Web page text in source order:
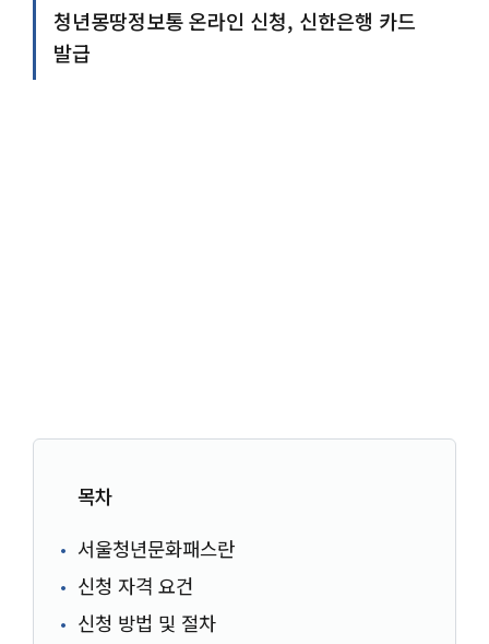
청년몽땅정보통 온라인 신청, 신한은행 카드
발급
목차
서울청년문화패스란
신청 자격 요건
신청 방법 및 절차